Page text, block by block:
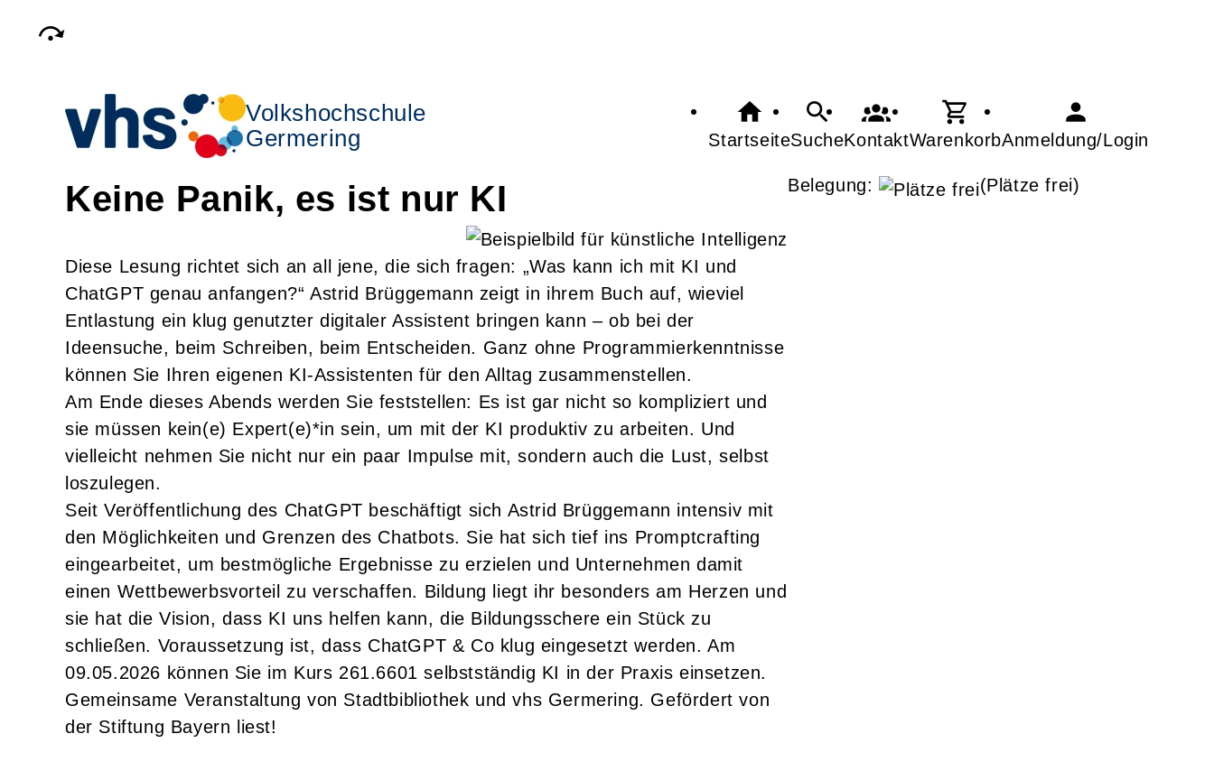
Volkshochschule
Germering
StartseiteSucheKontaktWarenkorbAnmeldung/Login
Keine Panik, es ist nur KI
Diese Lesung richtet sich an all jene, die sich fragen: „Was kann ich mit KI und
ChatGPT genau anfangen?“ Astrid Brüggemann zeigt in ihrem Buch auf, wieviel
Entlastung ein klug genutzter digitaler Assistent bringen kann – ob bei der
Ideensuche, beim Schreiben, beim Entscheiden. Ganz ohne Programmierkenntnisse
können Sie Ihren eigenen KI-Assistenten für den Alltag zusammenstellen.
Am Ende dieses Abends werden Sie feststellen: Es ist gar nicht so kompliziert und
sie müssen kein(e) Expert(e)*in sein, um mit der KI produktiv zu arbeiten. Und
vielleicht nehmen Sie nicht nur ein paar Impulse mit, sondern auch die Lust, selbst
loszulegen.
Seit Veröffentlichung des ChatGPT beschäftigt sich Astrid Brüggemann intensiv mit
den Möglichkeiten und Grenzen des Chatbots. Sie hat sich tief ins Promptcrafting
eingearbeitet, um bestmögliche Ergebnisse zu erzielen und Unternehmen damit
einen Wettbewerbsvorteil zu verschaffen. Bildung liegt ihr besonders am Herzen und
sie hat die Vision, dass KI uns helfen kann, die Bildungsschere ein Stück zu
schließen. Voraussetzung ist, dass ChatGPT & Co klug eingesetzt werden. Am
09.05.2026 können Sie im Kurs 261.6601 selbstständig KI in der Praxis einsetzen.
Gemeinsame Veranstaltung von Stadtbibliothek und vhs Germering. Gefördert von
der Stiftung Bayern liest!
Belegung: (Plätze frei)